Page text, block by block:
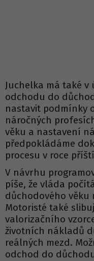
Juchelka má také
odchodu do
nastavit podmínky
náročných
věku a nastavení
předpokládáme
procesu v roce
V návrhu
píše, že vláda
důchodového věku
Motoristé také
valorizačního
životních nákladů
reálných mezd.
odchod do